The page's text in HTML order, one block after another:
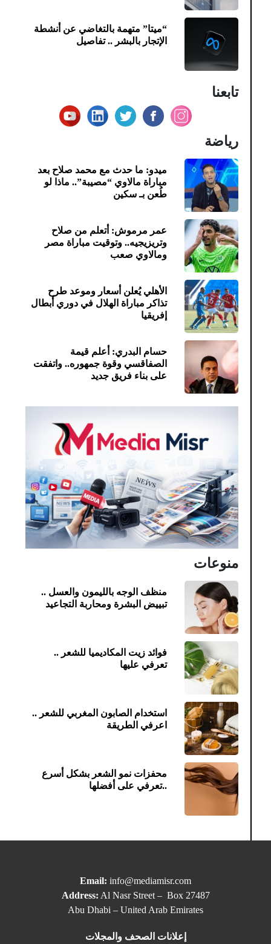
“ميتا” متهمة بالتغاضي عن أنشطة
الإتجار بالبشر .. تفاصيل
تابعنا
رياضة
ميدو: ما حدث مع محمد صلاح بعد
مباراة مالاوي “مصيبة”.. ماذا لو
طُعن بـ سكين
عمر مرموش: أتعلم من صلاح
وتريزيجيه.. وتوقيت مباراة مصر
ومالاوي صعب
الأهلي يُعلن أسعار وموعد طرح
تذاكر مباراة الهلال في دوري أبطال
إفريقيا
حسام البدري: أعلم قيمة
الصفاقسي وقوة جمهوره.. واتفقت
على بناء فريق جديد
منوعات
منظف الوجه بالليمون والعسل ..
تبييض البشرة ومحاربة التجاعيد
فوائد زيت المكاديميا للشعر ..
تعرفي عليها
استخدام الصابون المغربي للشعر ..
اعرفي الطريقة
محفزات نمو الشعر بشكل أسرع
..تعرفي على أفضلها
Email: info@mediamisr.com
Address: Al Nasr Street – Box 27487
Abu Dhabi – United Arab Emirates
إعلانات الصحف والمجلات